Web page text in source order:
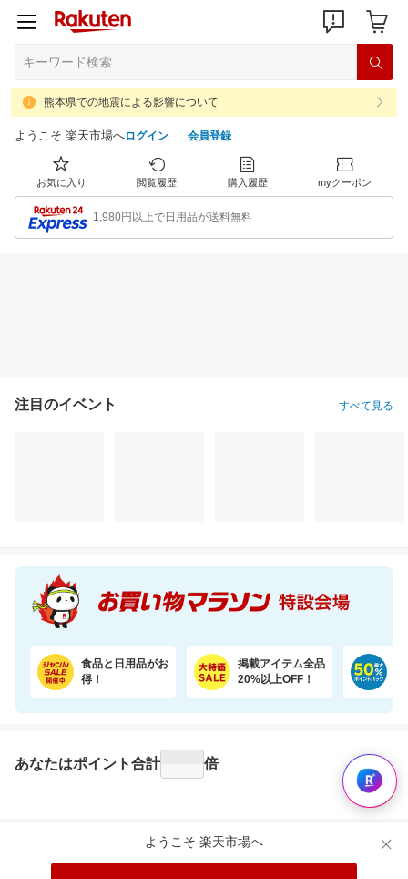
熊本県での地震による影響について
ようこそ 楽天市場へログイン 会員登録
お気に入り 閲覧履歴 購入履歴 myクーポン
1,980円以上で日用品が送料無料
ようこそ 楽天市場へ
注目のイベント すべて見る
食品と日用品がお
得！
掲載アイテム全品
20%以上OFF！
あなたはポイント合計 倍